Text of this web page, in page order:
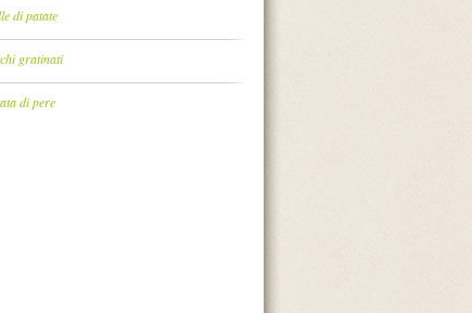
di patate
gratinati
di pere